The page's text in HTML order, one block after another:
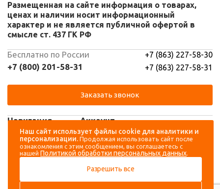
Навигация
Каталог
О компании
Доставка и оплата
Аккаунт
Вход
Регистрация
Размещенная на сайте информация о товарах,
ценах и наличии носит информационный
характер и не является публичной офертой в
смысле ст. 437 ГК РФ
Бесплатно по России
+7 (800) 201-58-31
+7 (863) 227-58-30
+7 (863) 227-58-31
Заказать звонок
Наш сайт использует файлы cookie для аналитики и
персонализации. Продолжая использовать сайт после
ознакомления с этим сообщением, вы соглашаетесь с
нашей Политикой обработки персональных данных.
Разрешить все